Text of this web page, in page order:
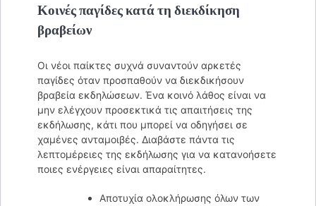
Κοινές παγίδες κατά τη διεκδίκηση
βραβείων
Οι νέοι παίκτες συχνά συναντούν αρκετές
παγίδες όταν προσπαθούν να διεκδικήσουν
βραβεία εκδηλώσεων. Ένα κοινό λάθος είναι να
μην ελέγχουν προσεκτικά τις απαιτήσεις της
εκδήλωσης, κάτι που μπορεί να οδηγήσει σε
χαμένες ανταμοιβές. Διαβάστε πάντα τις
λεπτομέρειες της εκδήλωσης για να κατανοήσετε
ποιες ενέργειες είναι απαραίτητες.
Αποτυχία ολοκλήρωσης όλων των